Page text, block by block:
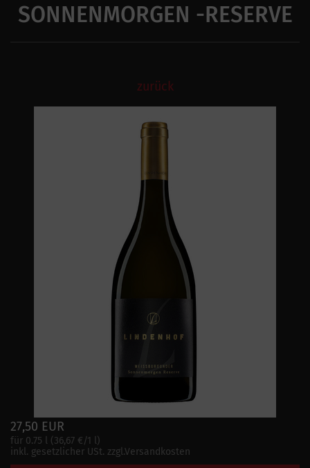
SONNENMORGEN -RESERVE
zurück
27,50 EUR
für 0.75 l (36,67 €/1 l)
inkl. gesetzlicher USt. zzgl.Versandkosten